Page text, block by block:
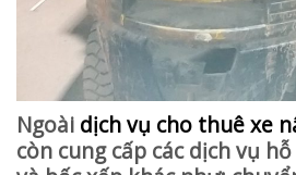
Ngoài dịch vụ cho thuê xe
còn cung cấp các dịch vụ